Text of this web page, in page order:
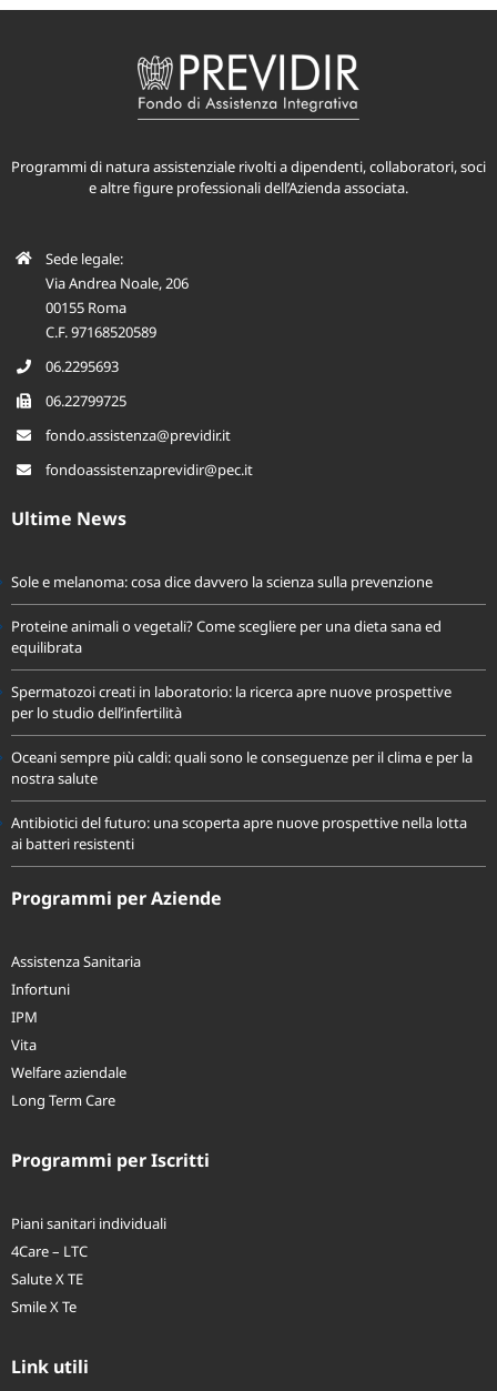
Programmi di natura assistenziale rivolti a dipendenti, collaboratori, soci
e altre figure professionali dell’Azienda associata.
Sede legale:
Via Andrea Noale, 206
00155 Roma
C.F. 97168520589
06.2295693
06.22799725
fondo.assistenza@previdir.it
fondoassistenzaprevidir@pec.it
Ultime News
Sole e melanoma: cosa dice davvero la scienza sulla prevenzione
Proteine animali o vegetali? Come scegliere per una dieta sana ed
equilibrata
Spermatozoi creati in laboratorio: la ricerca apre nuove prospettive
per lo studio dell’infertilità
Oceani sempre più caldi: quali sono le conseguenze per il clima e per la
nostra salute
Antibiotici del futuro: una scoperta apre nuove prospettive nella lotta
ai batteri resistenti
Programmi per Aziende
Assistenza Sanitaria
Infortuni
IPM
Vita
Welfare aziendale
Long Term Care
Programmi per Iscritti
Piani sanitari individuali
4Care – LTC
Salute X TE
Smile X Te
Link utili